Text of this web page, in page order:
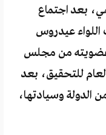
بعد اجتماع
اللواء عيدروس
عضويته من مجلس
العام للتحقيق، بعد
الدولة وسيادتها،